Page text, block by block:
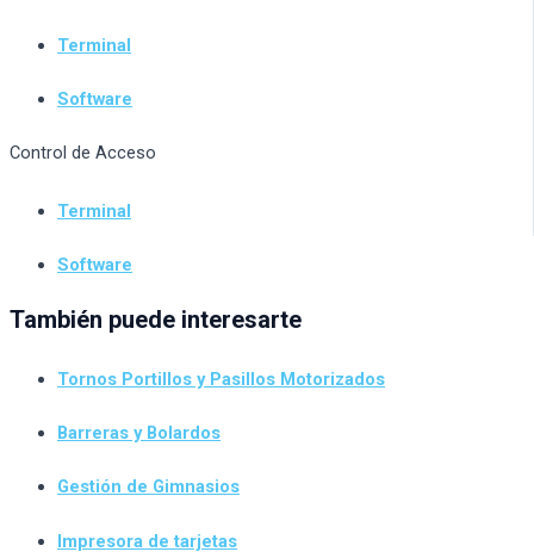
Terminal
Software
Control de Acceso
Terminal
Software
También puede interesarte
Tornos Portillos y Pasillos Motorizados
Barreras y Bolardos
Gestión de Gimnasios
Impresora de tarjetas